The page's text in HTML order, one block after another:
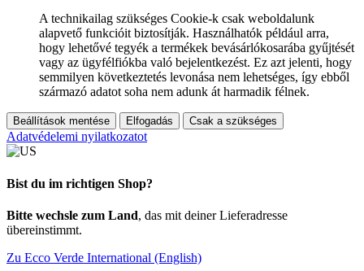
A technikailag szükséges Cookie-k csak weboldalunk
alapvető funkcióit biztosítják. Használhatók például arra,
hogy lehetővé tegyék a termékek bevásárlókosarába gyűjtését
vagy az ügyfélfiókba való bejelentkezést. Ez azt jelenti, hogy
semmilyen következtetés levonása nem lehetséges, így ebből
származó adatot soha nem adunk át harmadik félnek.
Beállítások mentése Elfogadás Csak a szükséges
Adatvédelemi nyilatkozatot
Bist du im richtigen Shop?
Bitte wechsle zum Land, das mit deiner Lieferadresse
übereinstimmt.
Zu Ecco Verde International (English)